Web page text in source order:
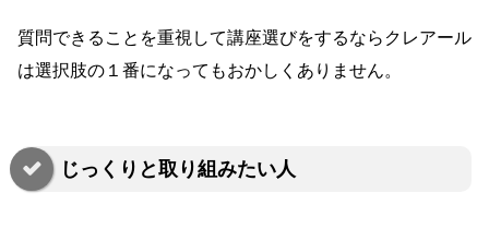
質問できることを重視して講座選びをするならクレアール
は選択肢の１番になってもおかしくありません。
じっくりと取り組みたい人